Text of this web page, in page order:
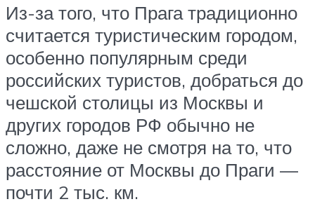
Из-за того, что Прага традиционно
считается туристическим городом,
особенно популярным среди
российских туристов, добраться до
чешской столицы из Москвы и
других городов РФ обычно не
сложно, даже не смотря на то, что
расстояние от Москвы до Праги —
почти 2 тыс. км.